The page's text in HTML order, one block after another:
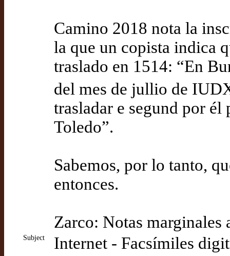
Camino 2018 nota la
la que un copista indica
traslado en 1514: “En
del mes de jullio de
trasladar e segund por él
Toledo”.
Sabemos, por lo tanto,
entonces.
Zarco: Notas marginales
Subject Internet - Facsímiles